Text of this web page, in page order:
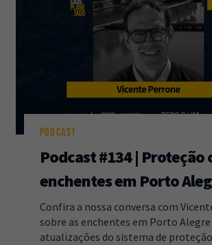
PODCAST
Podcast #134 | Proteção
enchentes em Porto
Confira a nossa conversa com
sobre as enchentes em Porto Alegre
atualizações do sistema de